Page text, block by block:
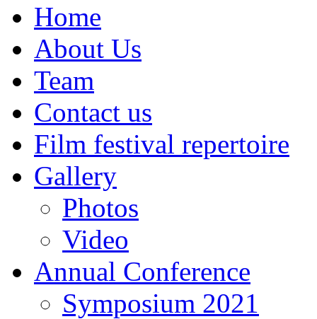
Home
About Us
Team
Contact us
Film festival repertoire
Gallery
Photos
Video
Annual Conference
Symposium 2021